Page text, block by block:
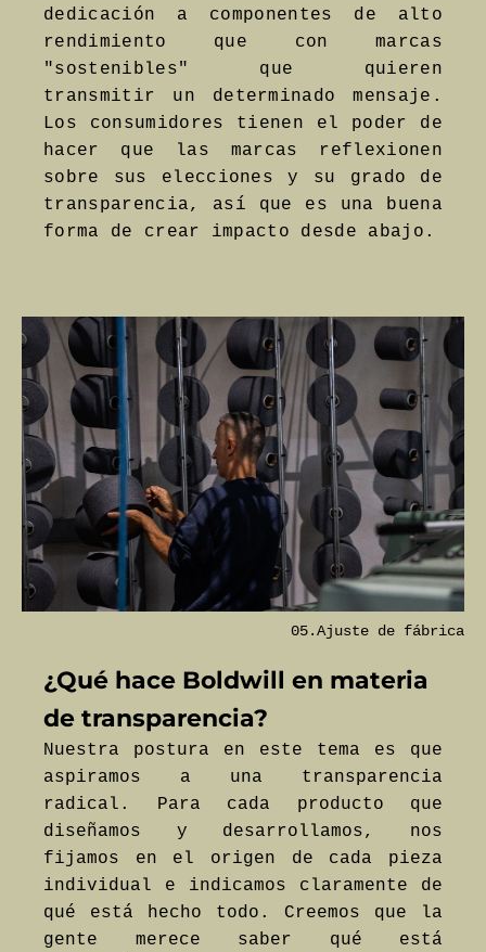
dedicación a componentes de alto
rendimiento que con marcas
"sostenibles" que quieren
transmitir un determinado mensaje.
Los consumidores tienen el poder de
hacer que las marcas reflexionen
sobre sus elecciones y su grado de
transparencia, así que es una buena
forma de crear impacto desde abajo.
05.Ajuste de fábrica
¿Qué hace Boldwill en materia
de transparencia?
Nuestra postura en este tema es que
aspiramos a una transparencia
radical. Para cada producto que
diseñamos y desarrollamos, nos
fijamos en el origen de cada pieza
individual e indicamos claramente de
qué está hecho todo. Creemos que la
gente merece saber qué está